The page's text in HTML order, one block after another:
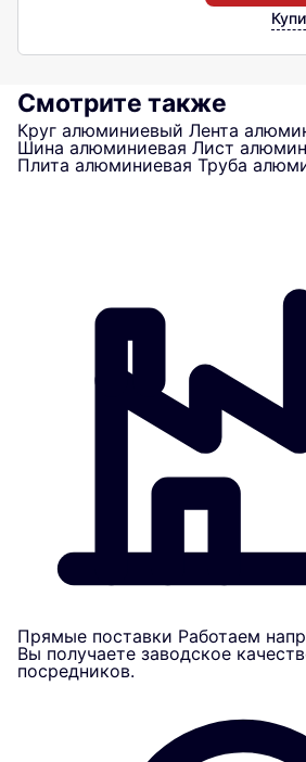
Смотрите также
Круг алюминиевый Лента
Шина алюминиевая Лист
Плита алюминиевая Труба
Прямые поставки Работаем
Вы получаете заводское
посредников.